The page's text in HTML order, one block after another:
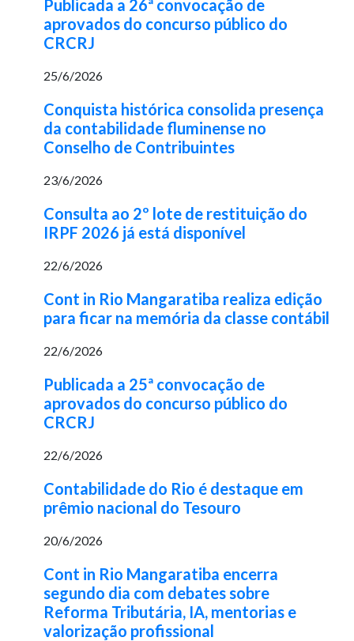
Publicada a 26ª convocação de
aprovados do concurso público do
CRCRJ
25/6/2026
Conquista histórica consolida presença
da contabilidade fluminense no
Conselho de Contribuintes
23/6/2026
Consulta ao 2º lote de restituição do
IRPF 2026 já está disponível
22/6/2026
Cont in Rio Mangaratiba realiza edição
para ficar na memória da classe contábil
22/6/2026
Publicada a 25ª convocação de
aprovados do concurso público do
CRCRJ
22/6/2026
Contabilidade do Rio é destaque em
prêmio nacional do Tesouro
20/6/2026
Cont in Rio Mangaratiba encerra
segundo dia com debates sobre
Reforma Tributária, IA, mentorias e
valorização profissional